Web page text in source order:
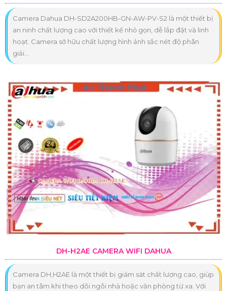
Camera Dahua DH-SD2A200HB-GN-AW-PV-S2 là một thiết bị
an ninh chất lượng cao với thiết kế nhỏ gọn, dễ lắp đặt và linh
hoạt. Camera sở hữu chất lượng hình ảnh sắc nét độ phân
giải...
DH-H2AE CAMERA WIFI DAHUA
Camera DH,H2AE là một thiết bị giám sát chất lượng cao, giúp
bạn an tâm khi theo dõi ngôi nhà hoặc văn phòng từ xa. Với